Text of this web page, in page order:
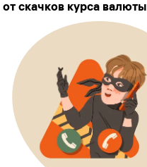
от скачков курса валюты